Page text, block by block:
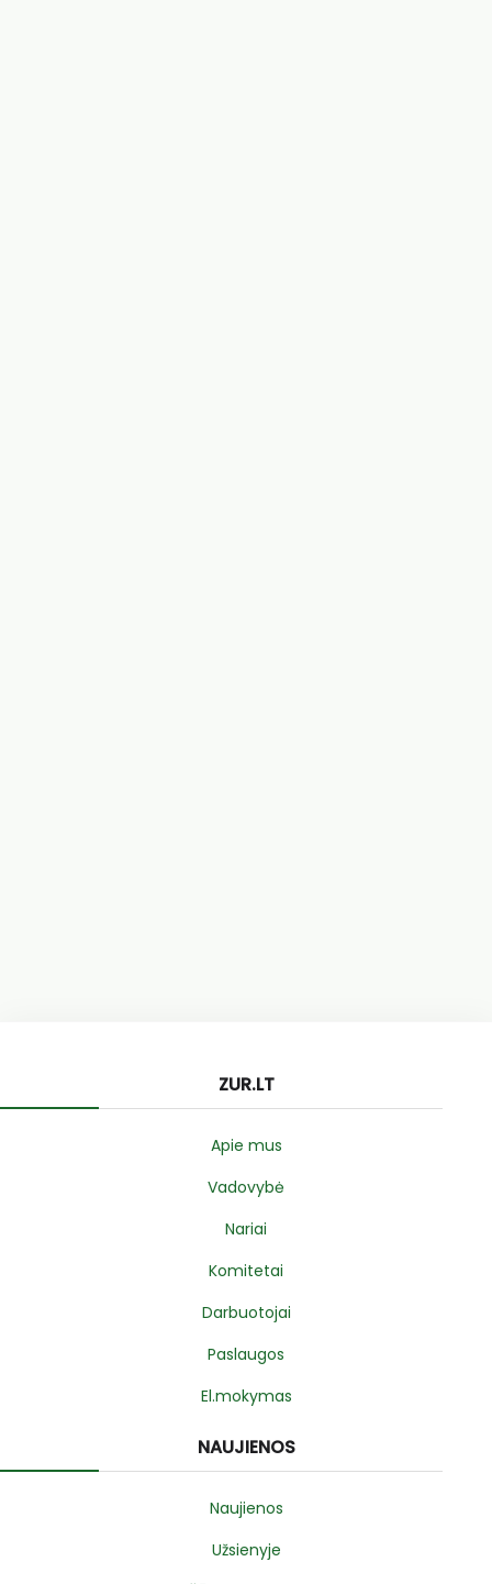
ZUR.LT
Apie mus
Vadovybė
Nariai
Komitetai
Darbuotojai
Paslaugos
El.mokymas
NAUJIENOS
Naujienos
Užsienyje